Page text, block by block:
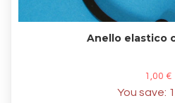
Anello elastico
1,00 €
You save: